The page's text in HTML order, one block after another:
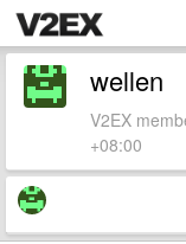
wellen
V2EX
+08:00